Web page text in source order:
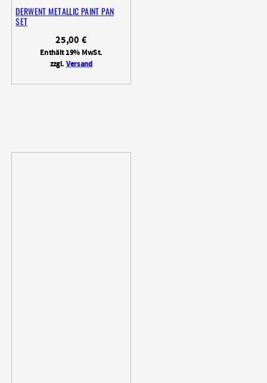
DERWENT METALLIC PAINT PAN
SET
25,00€
Enthält 19% MwSt.
zzgl.Versand